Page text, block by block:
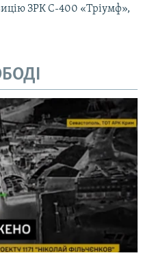
ЗРК С-400 «Тріумф»,